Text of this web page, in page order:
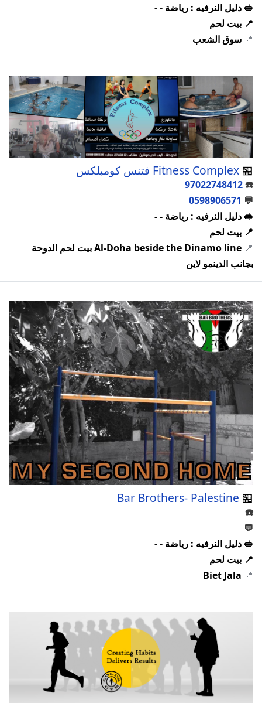
🥪 دليل النرفيه : رياضة - -
📍 بيت لحم
📍 سوق الشعب
🏪 Fitness Complex فتنس كومبلكس
☎️
97022748412
💬
0598906571
🥪 دليل النرفيه : رياضة - -
📍 بيت لحم
📍
Al-Doha beside the Dinamo line بيت لحم الدوحة
بجانب الدينمو لاين
🏪
Bar Brothers- Palestine
☎️
💬
🥪 دليل النرفيه : رياضة - -
📍 بيت لحم
📍
Biet Jala